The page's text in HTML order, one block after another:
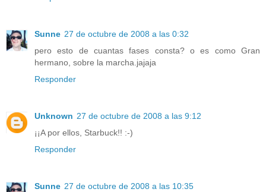
Sunne 27 de octubre de 2008 a las 0:32
pero esto de cuantas fases consta? o es como Gran
hermano, sobre la marcha.jajaja
Responder
Unknown 27 de octubre de 2008 a las 9:12
¡¡A por ellos, Starbuck!! :-)
Responder
Sunne 27 de octubre de 2008 a las 10:35